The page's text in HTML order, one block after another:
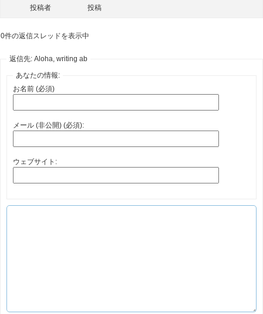
投稿者 投稿
0件の返信スレッドを表示中
返信先: Aloha, writing ab
あなたの情報:
お名前 (必須)
メール (非公開) (必須):
ウェブサイト: